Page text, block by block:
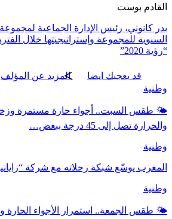
القادم بوست
بدر كانوني، رئيس الإدارة الجماعية
السنوية للمجموعة وإستراتيجيتها خلال
“رؤية 2020”
قد يعجبك ايضا
المزيد عن المؤلف
وطنية
🌤️ طقس السبت.. أجواء حارة مستمرة
والحرارة تصل إلى 45 درجة ببعض…
وطنية
المغرب يوسّع شبكة رحلاته مع شركة
وطنية
🌤️ طقس الجمعة.. استمرار الأجواء الحارة